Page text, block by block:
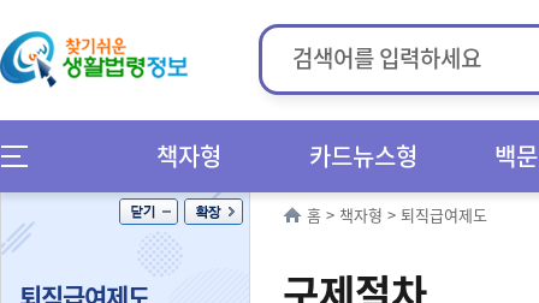
책자형 카드뉴스형 백
홈 > 책자형 > 퇴직급여제도